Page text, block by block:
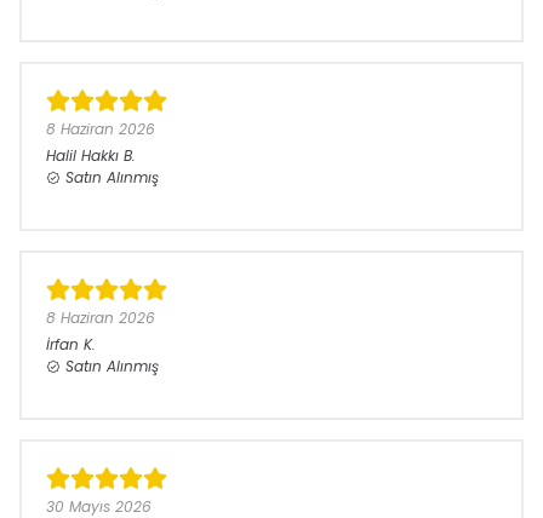
8 Haziran 2026
Halil Hakkı B.
Satın Alınmış
8 Haziran 2026
İrfan K.
Satın Alınmış
30 Mayıs 2026